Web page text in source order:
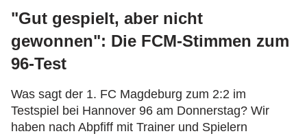
"Gut gespielt, aber nicht
gewonnen": Die FCM-Stimmen zum
96-Test
Was sagt der 1. FC Magdeburg zum 2:2 im
Testspiel bei Hannover 96 am Donnerstag? Wir
haben nach Abpfiff mit Trainer und Spielern